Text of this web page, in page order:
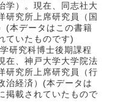
学）。現在、同志社大
研究所上席研究員（国
(本データはこの書籍
ていたものです)
研究科博士後期課程
在、神戸大学大学院法
研究所上席研究員（行
治経済）(本データは
掲載されていたもので